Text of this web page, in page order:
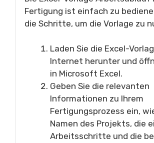
Fertigung ist einfach zu
die Schritte, um die Vorlage zu
Laden Sie die Excel-
Internet herunter und
in Microsoft Excel.
Geben Sie die relevanten
Informationen zu Ihrem
Fertigungsprozess ein,
Namen des Projekts, die
Arbeitsschritte und die